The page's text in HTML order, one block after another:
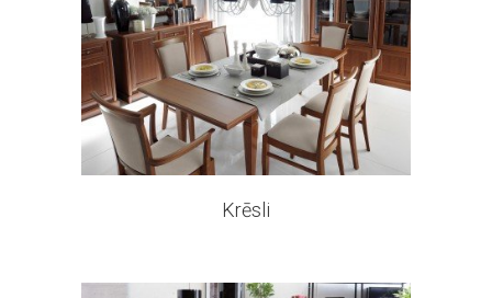
37 products
Krēsli